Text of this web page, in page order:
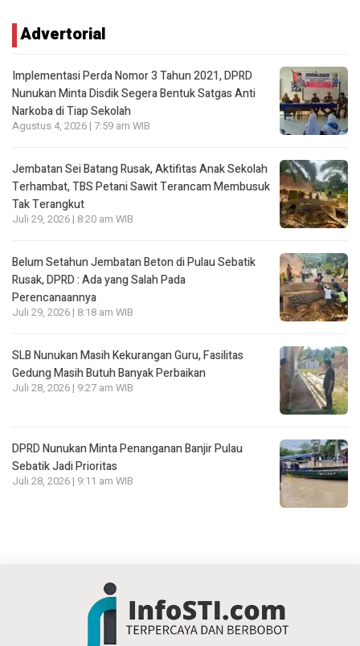
Advertorial
Implementasi Perda Nomor 3 Tahun 2021, DPRD
Nunukan Minta Disdik Segera Bentuk Satgas Anti
Narkoba di Tiap Sekolah
Agustus 4, 2026 | 7:59 am WIB
Jembatan Sei Batang Rusak, Aktifitas Anak Sekolah
Terhambat, TBS Petani Sawit Terancam Membusuk
Tak Terangkut
Juli 29, 2026 | 8:20 am WIB
Belum Setahun Jembatan Beton di Pulau Sebatik
Rusak, DPRD : Ada yang Salah Pada
Perencanaannya
Juli 29, 2026 | 8:18 am WIB
SLB Nunukan Masih Kekurangan Guru, Fasilitas
Gedung Masih Butuh Banyak Perbaikan
Juli 28, 2026 | 9:27 am WIB
DPRD Nunukan Minta Penanganan Banjir Pulau
Sebatik Jadi Prioritas
Juli 28, 2026 | 9:11 am WIB